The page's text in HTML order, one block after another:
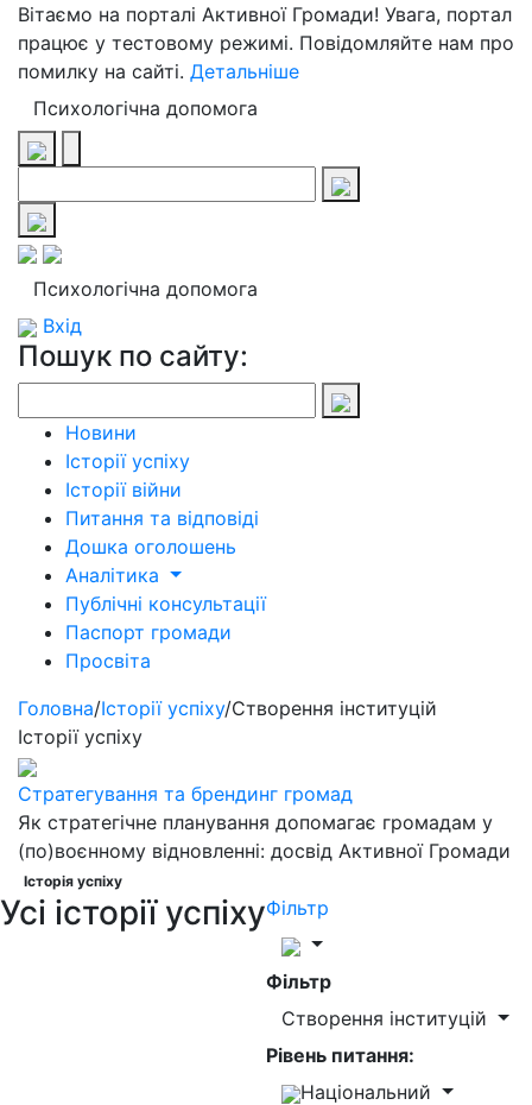
Вітаємо на порталі Активної Громади! Увага, портал
працює у тестовому режимі. Повідомляйте нам про
помилку на сайті. Детальніше
Психологічна допомога
Психологічна допомога
Вхід
Пошук по сайту:
Новини
Історії успіху
Історії війни
Питання та відповіді
Дошка оголошень
Аналітика
Публічні консультації
Паспорт громади
Просвіта
Головна/Історії успіху/Створення інституцій
Історії успіху
Стратегування та брендинг громад
Як стратегічне планування допомагає громадам у
(по)воєнному відновленні: досвід Активної Громади
Історія успіху
Усі історії успіхуФільтр
Фільтр
Створення інституцій
Рівень питання:
Національний